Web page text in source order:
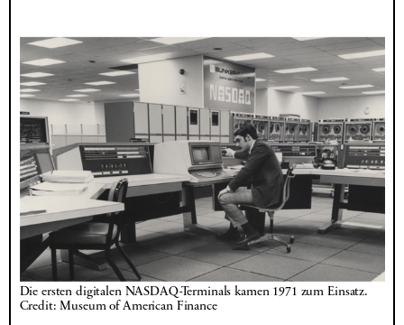
Die ersten digitalen NASDAQ-Terminals kamen 1971 zum Einsatz.
Credit: Museum of American Finance